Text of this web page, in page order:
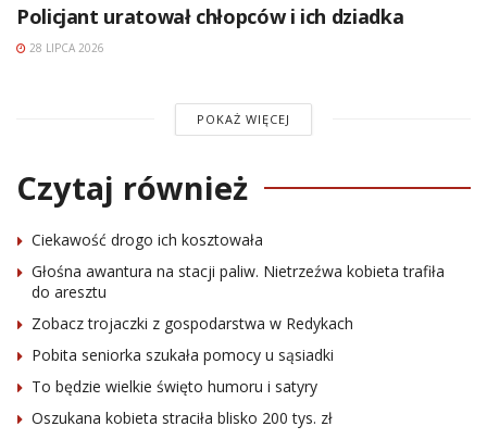
Policjant uratował chłopców i ich dziadka
28 LIPCA 2026
POKAŻ WIĘCEJ
Czytaj również
Ciekawość drogo ich kosztowała
Głośna awantura na stacji paliw. Nietrzeźwa kobieta trafiła
do aresztu
Zobacz trojaczki z gospodarstwa w Redykach
Pobita seniorka szukała pomocy u sąsiadki
To będzie wielkie święto humoru i satyry
Oszukana kobieta straciła blisko 200 tys. zł